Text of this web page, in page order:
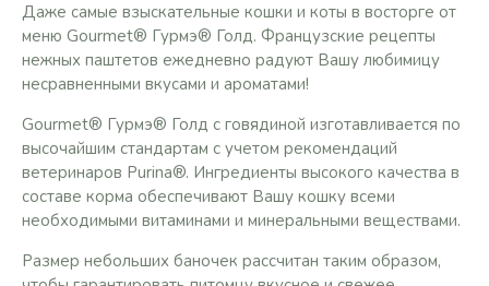
Даже самые взыскательные кошки и коты в восторге от
меню Gourmet® Гурмэ® Голд. Французские рецепты
нежных паштетов ежедневно радуют Вашу любимицу
несравненными вкусами и ароматами!
Gourmet® Гурмэ® Голд с говядиной изготавливается по
высочайшим стандартам с учетом рекомендаций
ветеринаров Purina®. Ингредиенты высокого качества в
составе корма обеспечивают Вашу кошку всеми
необходимыми витаминами и минеральными веществами.
Размер небольших баночек рассчитан таким образом,